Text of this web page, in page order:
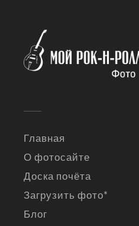
Главная
О фотосайте
Доска почёта
Загрузить фото*
Блог